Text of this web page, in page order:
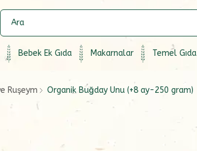
Bebek Ek Gıda Makarnalar Temel Gıda
Ruşeym Organik Buğday Unu (+8 ay-250 gram)